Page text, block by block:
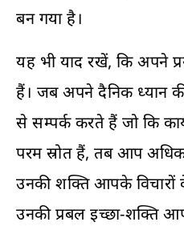
बन गया है।
यह भी याद रखें, कि अपने
हैं। जब अपने दैनिक ध्यान
से सम्पर्क करते हैं जो कि
परम स्रोत हैं, तब आप
उनकी शक्ति आपके विचारों
उनकी प्रबल इच्छा-शक्ति